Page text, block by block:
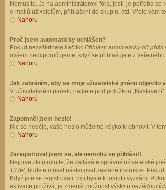
Nemusíte. Je na administrátorovi fóra, jestli je potřeba
e-mailů uživatelům, přihlášení do skupin, atd. Vřele vám
Nahoru
Proč jsem automaticky odhlášen?
Pokud nezaškrtnete tlačítko Přihlásit automaticky při příští
ovšem nedoporučujeme, když se přihlašujete z
Nahoru
Jak zabráním, aby se moje uživatelské jméno objevilo
V Uživatelském panelu najdete pod položkou „Nastavení“
Nahoru
Zapomněl jsem heslo!
Nic se neděje, vaše heslo můžeme kdykoliv obnovit. V
Nahoru
Zaregistroval jsem se, ale nemohu se přihlásit!
Nejprve zkontrolujte, že zadáváte správné uživatelské
13 let, budete muset následovat zaslané instrukce.
Když jste se registrovali, byli byste k tomuto vyzváni.
aktivace používá, je zmenšit možnost výskytu nežádoucích